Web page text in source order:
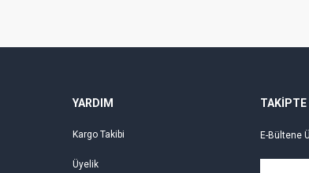
YARDIM
Kargo Takibi
Üyelik
TAKİPTE
E-Bültene